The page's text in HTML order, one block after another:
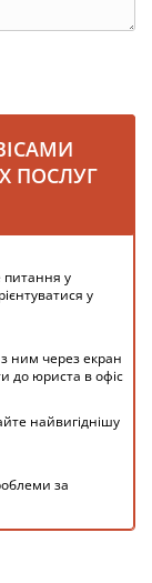
ПОСЛУГ
у
у
ним через екран
до юриста в офіс
найвигіднішу
за